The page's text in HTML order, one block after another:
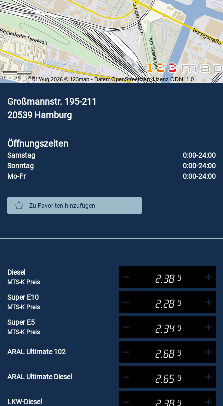
Borsigstraße
Langer Hagen
Heerweg
Am Steinlager
0 100 200 m
01 Aug 2026 © 123map• Daten:OpenStreetMap,Lizenz ODbL 1.0
Großmannstr. 195-211
20539 Hamburg
Öffnungszeiten
Samstag
0:00-24:00
Sonntag
0:00-24:00
Mo-Fr
0:00-24:00
Zu Favoriten hinzufügen
Diesel
MTS-K Preis 2.38 9
Super E10
MTS-K Preis 2.28 9
Super E5
MTS-K Preis 2.34 9
ARAL Ultimate 102 2.68 9
ARAL Ultimate Diesel 2.65 9
LKW-Diesel 2.38 9